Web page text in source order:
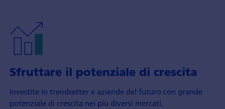
Sfruttare il potenziale di crescita
Investite in trendsetter e aziende del futuro con grande
potenziale di crescita nei più diversi mercati.